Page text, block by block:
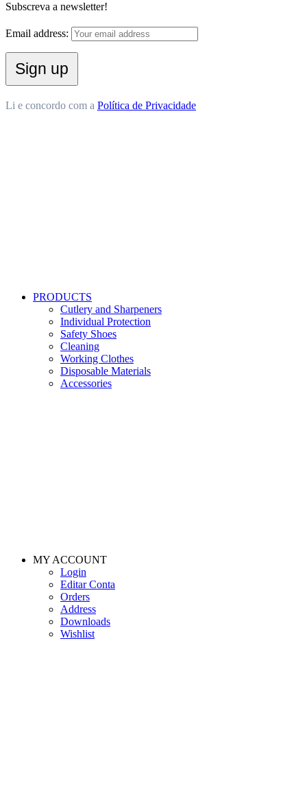
Subscreva a newsletter!
Email address:
Li e concordo com a Política de Privacidade
PRODUCTS
Cutlery and Sharpeners
Individual Protection
Safety Shoes
Cleaning
Working Clothes
Disposable Materials
Accessories
MY ACCOUNT
Login
Editar Conta
Orders
Address
Downloads
Wishlist